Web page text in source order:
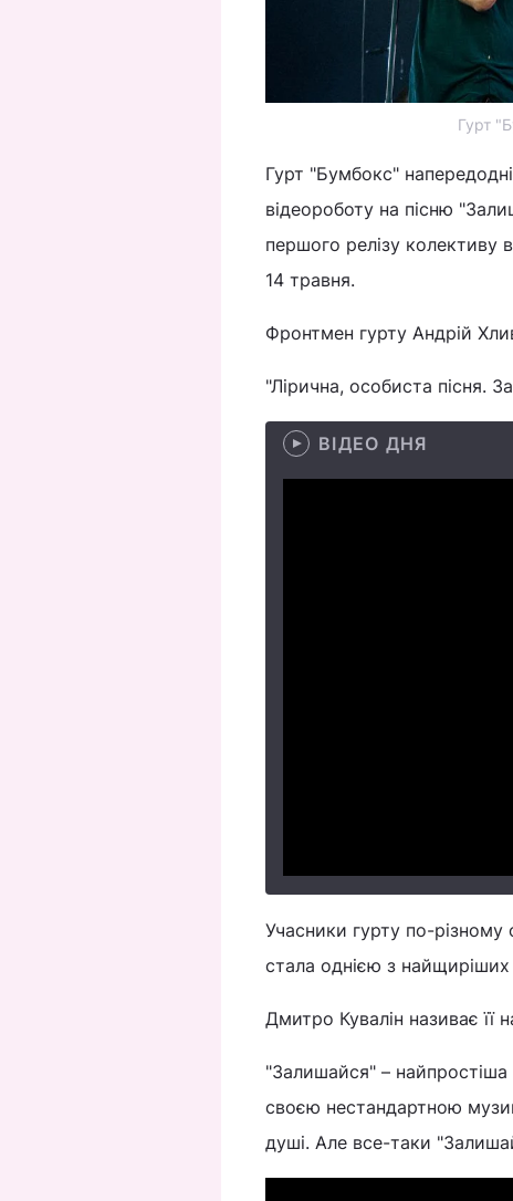
Гурт
Гурт "Бумбокс"
відеороботу на пісню
першого релізу колективу
14 травня.
Фронтмен гурту Андрій
"Лірична, особиста пісня.
ВІДЕО ДНЯ
Учасники гурту по-
стала однією з найщиріших
Дмитро Кувалін називає її
"Залишайся" – найпростіша
своєю нестандартною
душі. Але все-таки